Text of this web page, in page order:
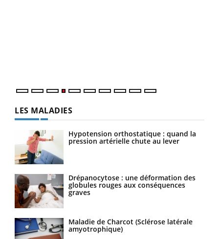
LES MALADIES
Hypotension orthostatique : quand la
pression artérielle chute au lever
Drépanocytose : une déformation des
globules rouges aux conséquences
graves
Maladie de Charcot (Sclérose latérale
amyotrophique)